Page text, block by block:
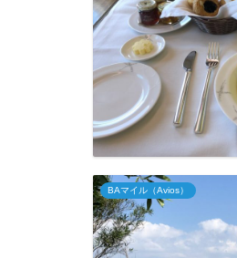
BAマイル（Avios）